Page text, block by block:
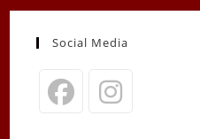
Social Media